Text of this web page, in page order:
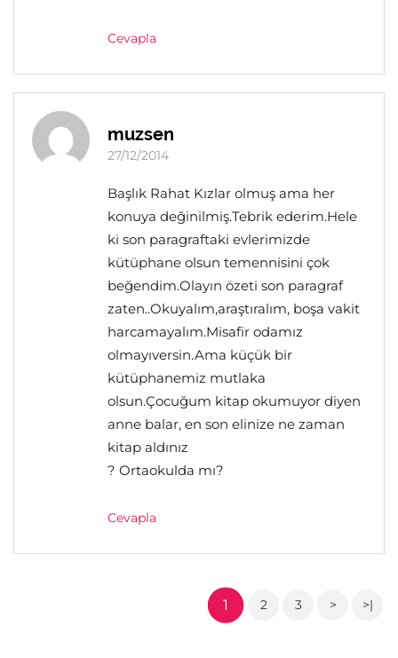
Cevapla
muzsen
27/12/2014
Başlık Rahat Kızlar olmuş ama her
konuya değinilmiş.Tebrik ederim.Hele
ki son paragraftaki evlerimizde
kütüphane olsun temennisini çok
beğendim.Olayın özeti son paragraf
zaten..Okuyalım,araştıralım, boşa vakit
harcamayalım.Misafir odamız
olmayıversin.Ama küçük bir
kütüphanemiz mutlaka
olsun.Çocuğum kitap okumuyor diyen
anne balar, en son elinize ne zaman
kitap aldınız
? Ortaokulda mı?
Cevapla
1 2 3 > >|